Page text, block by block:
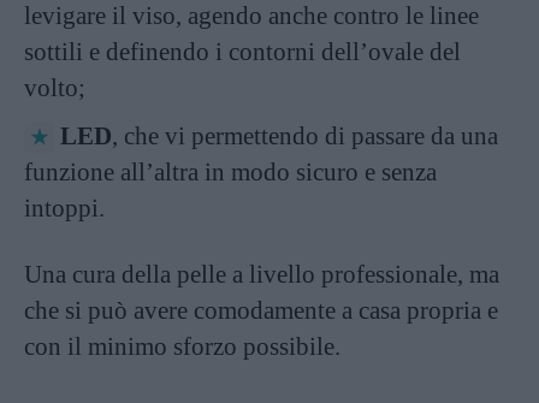
levigare il viso, agendo anche contro le linee
sottili e definendo i contorni dell’ovale del
volto;
LED, che vi permettendo di passare da una
funzione all’altra in modo sicuro e senza
intoppi.
Una cura della pelle a livello professionale, ma
che si può avere comodamente a casa propria e
con il minimo sforzo possibile.